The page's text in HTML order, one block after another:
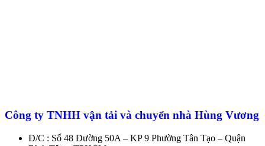
Công ty TNHH vận tải và chuyển nhà Hùng Vương
Đ/C : Số 48 Đường 50A – KP 9 Phường Tân Tạo – Quận